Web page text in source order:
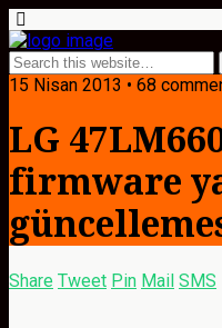
15 Nisan 2013 • 68
LG
firmware
Share Tweet Pin Mail SMS